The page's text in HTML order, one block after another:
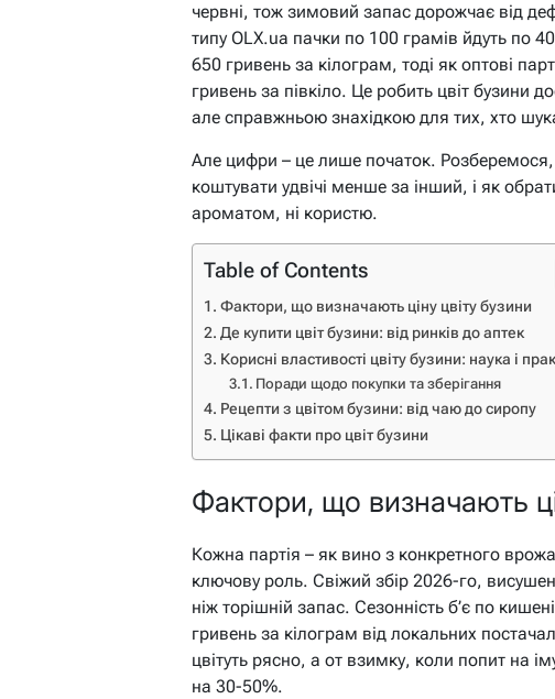
червні, тож зимовий запас дорожчає від
типу OLX.ua пачки по 100 грамів йдуть по
650 гривень за кілограм, тоді як оптові
гривень за півкіло. Це робить цвіт бузини
але справжньою знахідкою для тих, хто
Але цифри – це лише початок.
коштувати удвічі менше за інший, і як
ароматом, ні користю.
Table of Contents
Фактори, що визначають ціну цвіту бузини
Де купити цвіт бузини: від ринків до аптек
Корисні властивості цвіту бузини: наука і
Поради щодо покупки та зберігання
Рецепти з цвітом бузини: від чаю до сиропу
Цікаві факти про цвіт бузини
Фактори, що визначають
Кожна партія – як вино з конкретного
ключову роль. Свіжий збір 2026-го,
ніж торішній запас. Сезонність б’є по
гривень за кілограм від локальних
цвітуть рясно, а от взимку, коли попит на
на 30-50%.